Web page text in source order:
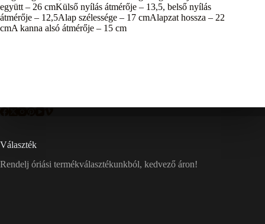
együtt – 26 cmKülső nyílás átmérője – 13,5, belső nyílás
átmérője – 12,5Alap szélessége – 17 cmAlapzat hossza – 22
cmA kanna alsó átmérője – 15 cm
Választék
Rendelj óriási termékválasztékunkból, kedvező áron!